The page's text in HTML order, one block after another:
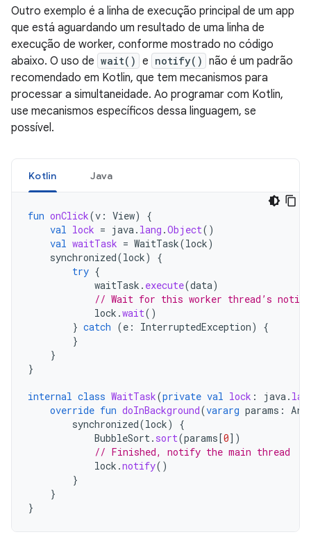
Outro exemplo é a linha de execução principal de um app
que está aguardando um resultado de uma linha de
execução de worker, conforme mostrado no código
abaixo. O uso de wait() e notify() não é um padrão
recomendado em Kotlin, que tem mecanismos para
processar a simultaneidade. Ao programar com Kotlin,
use mecanismos específicos dessa linguagem, se
possível.
Kotlin Java
fun onClick(v : View)
{
val lock = java. lang .Object()
val waitTask = WaitTask(lock)
synchronized(lock)
{
try {
waitTask . execute(data)
// Wait for this worker thread’s
lock .wait()
} catch (e : InterruptedException)
{
}
}
}
internal class WaitTask(private val lock : java.
override fun doInBackground(vararg params :
synchronized(lock)
{
BubbleSort. sort(params [0] )
// Finished, notify the main thread
lock .notify()
}
}
}